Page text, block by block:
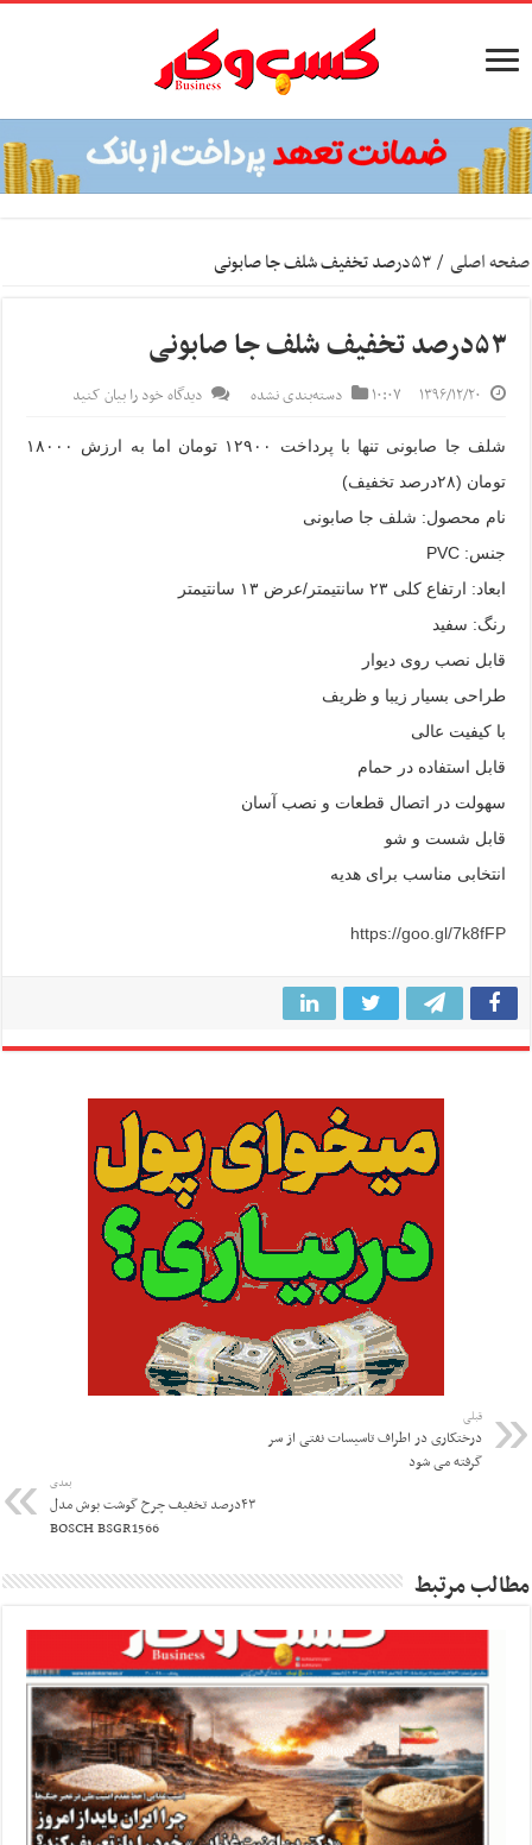
صفحه اصلی / ۵۳درصد تخفیف شلف جا صابونی
۵۳درصد تخفیف شلف جا صابونی
۱۳۹۶/۱۲/۲۰ ۱۰:۰۷ دسته‌بندی نشده دیدگاه خود را بیان کنید
شلف جا صابونی تنها با پرداخت ۱۲۹۰۰ تومان اما به ارزش ۱۸۰۰۰
تومان (۲۸درصد تخفیف)
نام محصول: شلف جا صابونی
جنس: PVC
ابعاد: ارتفاع کلی ۲۳ سانتیمتر/عرض ۱۳ سانتیمتر
رنگ: سفید
قابل نصب روی دیوار
طراحی بسیار زیبا و ظریف
با کیفیت عالی
قابل استفاده در حمام
سهولت در اتصال قطعات و نصب آسان
قابل شست و شو
انتخابی مناسب برای هدیه
https://goo.gl/7k8fFP
قبلی
درختکاری در اطراف تاسیسات نفتی از سر
گرفته می شود
بعدی
۴۳درصد تخفیف چرخ گوشت بوش مدل
BOSCH BSGR1566
مطالب مرتبط